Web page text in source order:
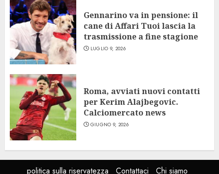
Gennarino va in pensione: il
cane di Affari Tuoi lascia la
trasmissione a fine stagione
LUGLIO 9, 2026
Roma, avviati nuovi contatti
per Kerim Alajbegovic.
Calciomercato news
GIUGNO 9, 2026
politica sulla riservatezza Contattaci Chi siamo